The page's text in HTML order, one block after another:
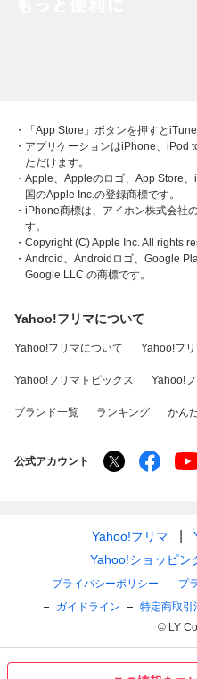
・「App Store」ボタンを押すと
・アプリケーションはiPhone、
ただけます。
・Apple、Appleのロゴ、App Store
国のApple Inc.の登録商標です。
・iPhone商標は、アイホン株式会社
す。
・Copyright (C) Apple Inc. All rights
・Android、Androidロゴ、Google
Google LLC の商標です。
Yahoo!フリマについて
Yahoo!フリマについて Yahoo!フ
Yahoo!フリマトピックス Yahoo!
ブランド一覧 ランキング かん
公式アカウント
Yahoo!フリマ
Yahoo!ショッピン
プライバシーポリシー プ
ガイドライン
特定商取引
© LY